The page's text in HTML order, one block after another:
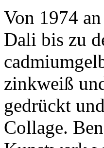
Von 1974
Dali bis zu
zinkweiß
gedrückt
Collage.